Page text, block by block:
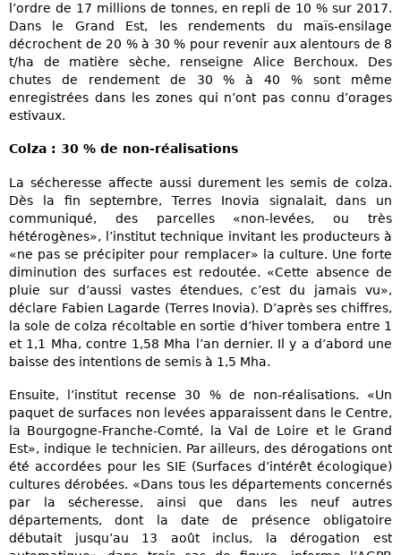
l’ordre de 17 millions de tonnes, en repli de 10 % sur 2017.
Dans le Grand Est, les rendements du maïs-ensilage
décrochent de 20 % à 30 % pour revenir aux alentours de 8
t/ha de matière sèche, renseigne Alice Berchoux. Des
chutes de rendement de 30 % à 40 % sont même
enregistrées dans les zones qui n’ont pas connu d’orages
estivaux.
Colza : 30 % de non-réalisations
La sécheresse affecte aussi durement les semis de colza.
Dès la fin septembre, Terres Inovia signalait, dans un
communiqué, des parcelles «non-levées, ou très
hétérogènes», l’institut technique invitant les producteurs à
«ne pas se précipiter pour remplacer» la culture. Une forte
diminution des surfaces est redoutée. «Cette absence de
pluie sur d’aussi vastes étendues, c’est du jamais vu»,
déclare Fabien Lagarde (Terres Inovia). D’après ses chiffres,
la sole de colza récoltable en sortie d’hiver tombera entre 1
et 1,1 Mha, contre 1,58 Mha l’an dernier. Il y a d’abord une
baisse des intentions de semis à 1,5 Mha.
Ensuite, l’institut recense 30 % de non-réalisations. «Un
paquet de surfaces non levées apparaissent dans le Centre,
la Bourgogne-Franche-Comté, la Val de Loire et le Grand
Est», indique le technicien. Par ailleurs, des dérogations ont
été accordées pour les SIE (Surfaces d’intérêt écologique)
cultures dérobées. «Dans tous les départements concernés
par la sécheresse, ainsi que dans les neuf autres
départements, dont la date de présence obligatoire
débutait jusqu’au 13 août inclus, la dérogation est